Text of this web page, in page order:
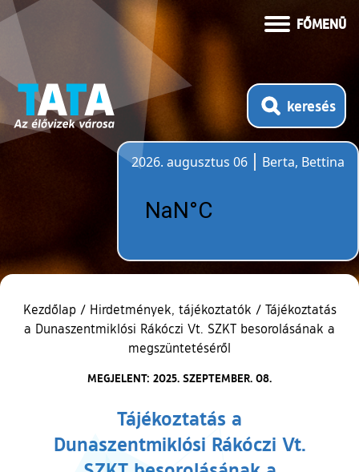
FŐMENÜ
keresés
2026. augusztus 06
Berta, Bettina
Kezdőlap / Hirdetmények, tájékoztatók / Tájékoztatás
a Dunaszentmiklósi Rákóczi Vt. SZKT besorolásának a
megszüntetéséről
MEGJELENT: 2025. SZEPTEMBER. 08.
Tájékoztatás a
Dunaszentmiklósi Rákóczi Vt.